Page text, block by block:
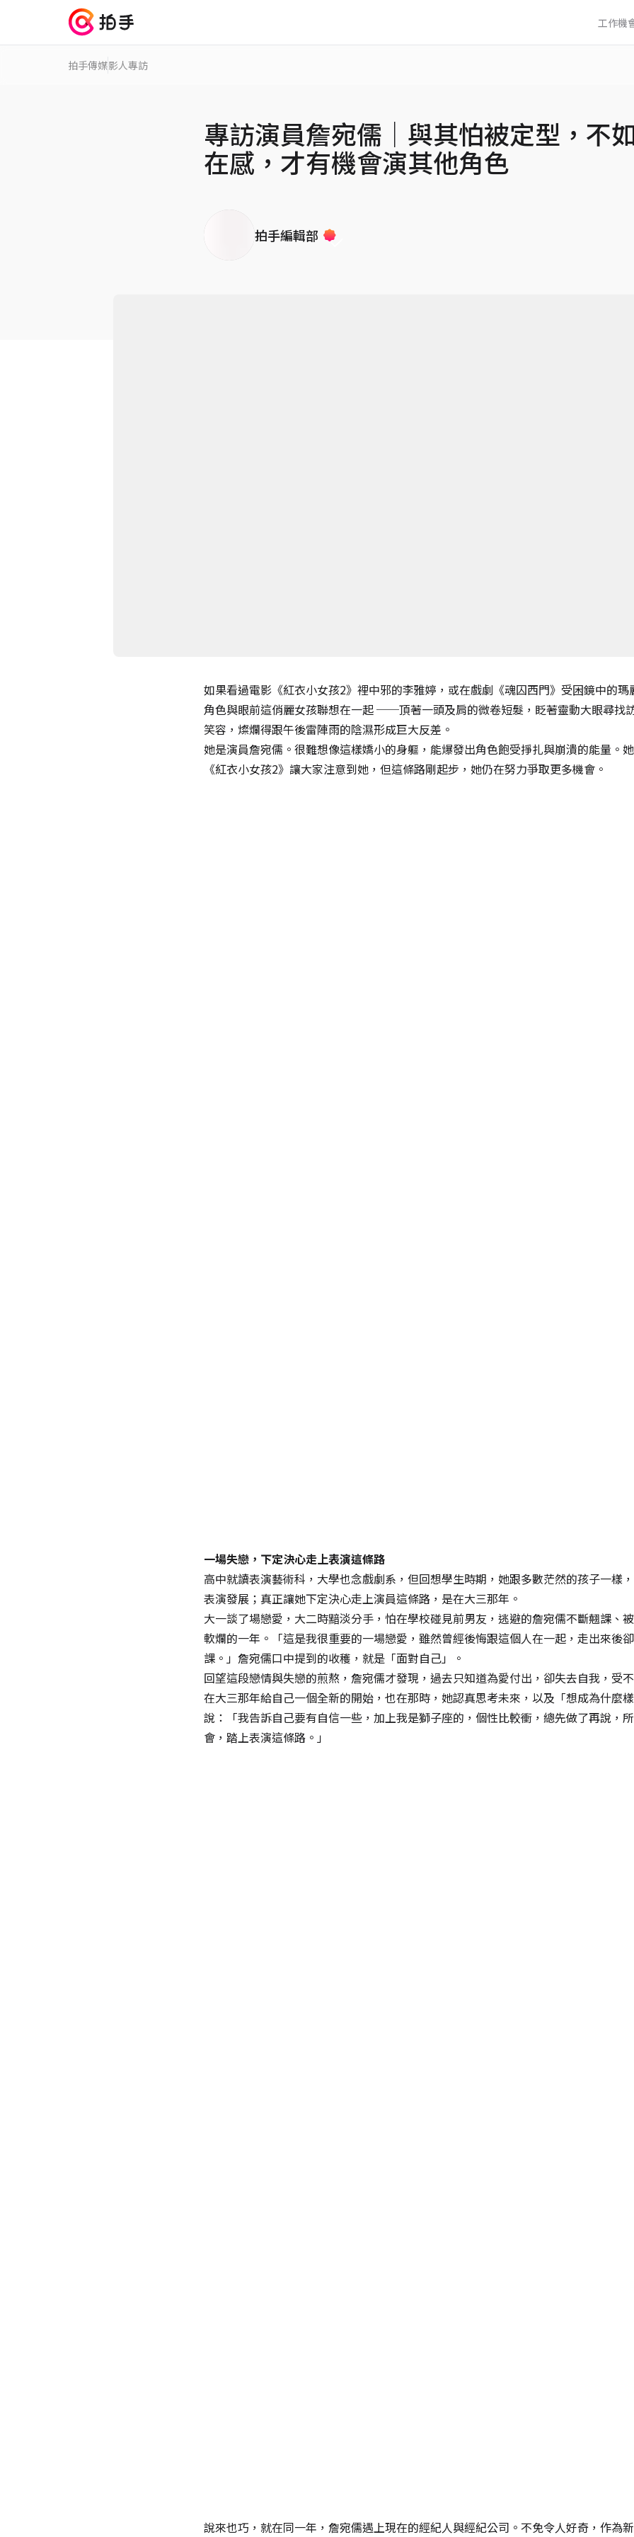
工作機
拍手傳媒影人專訪
專訪演員詹宛儒│與其怕被定型，不
在感，才有機會演其他角色
拍手編輯部
如果看過電影《紅衣小女孩2》裡中邪的李雅婷，或在戲劇《魂囚西門》受困鏡中的
角色與眼前這俏麗女孩聯想在一起 ──頂著一頭及肩的微卷短髮，眨著靈動大眼尋找
笑容，燦爛得跟午後雷陣雨的陰濕形成巨大反差。
她是演員詹宛儒。很難想像這樣嬌小的身軀，能爆發出角色飽受掙扎與崩潰的能量。
《紅衣小女孩2》讓大家注意到她，但這條路剛起步，她仍在努力爭取更多機會。
一場失戀，下定決心走上表演這條路
高中就讀表演藝術科，大學也念戲劇系，但回想學生時期，她跟多數茫然的孩子一樣
表演發展；真正讓她下定決心走上演員這條路，是在大三那年。
大一談了場戀愛，大二時黯淡分手，怕在學校碰見前男友，逃避的詹宛儒不斷翹課、
軟爛的一年。「這是我很重要的一場戀愛，雖然曾經後悔跟這個人在一起，走出來後
課。」詹宛儒口中提到的收穫，就是「面對自己」。
回望這段戀情與失戀的煎熬，詹宛儒才發現，過去只知道為愛付出，卻失去自我，受
在大三那年給自己一個全新的開始，也在那時，她認真思考未來，以及「想成為什麼
說：「我告訴自己要有自信一些，加上我是獅子座的，個性比較衝，總先做了再說，
會，踏上表演這條路。」
說來也巧，就在同一年，詹宛儒遇上現在的經紀人與經紀公司。不免令人好奇，作為